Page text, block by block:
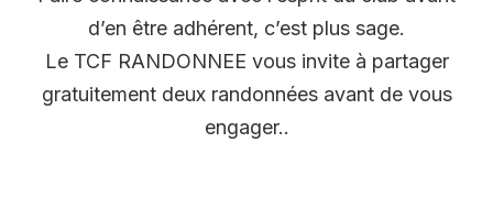
d’en être adhérent, c’est plus sage.
Le TCF RANDONNEE vous invite à partager
gratuitement deux randonnées avant de vous
engager..